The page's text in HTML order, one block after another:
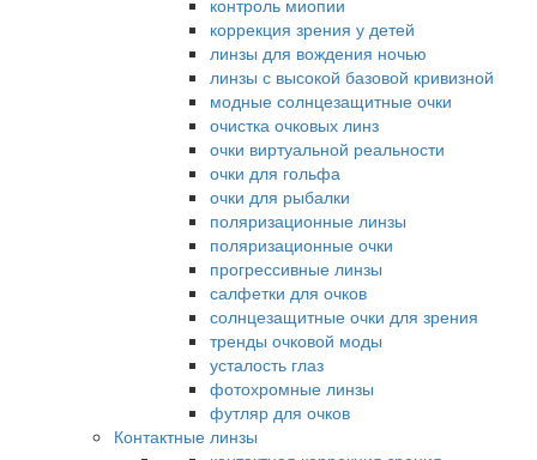
контроль миопии
коррекция зрения у детей
линзы для вождения ночью
линзы с высокой базовой кривизной
модные солнцезащитные очки
очистка очковых линз
очки виртуальной реальности
очки для гольфа
очки для рыбалки
поляризационные линзы
поляризационные очки
прогрессивные линзы
салфетки для очков
солнцезащитные очки для зрения
тренды очковой моды
усталость глаз
фотохромные линзы
футляр для очков
Контактные линзы